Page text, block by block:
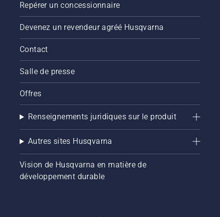
Repérer un concessionnaire
Devenez un revendeur agréé Husqvarna
Contact
Salle de presse
Offres
Renseignements juridiques sur le produit
Autres sites Husqvarna
Vision de Husqvarna en matière de
développement durable